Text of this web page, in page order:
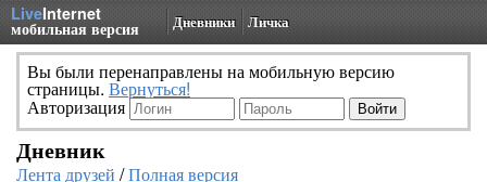
LiveInternet
мобильная версия Дневники Личка
Вы были перенаправлены на мобильную версию
страницы. Вернуться!
Авторизация
Дневник
Лента друзей /Полная версия